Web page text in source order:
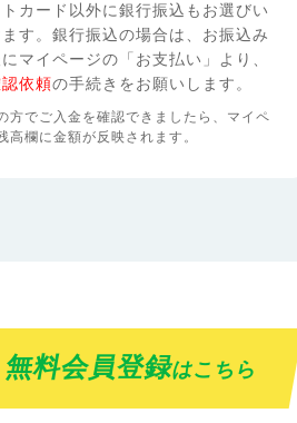
トカード以外に銀行振込もお選びい
す。銀行振込の場合は、お振込み
マイページの「お支払い」より、
依頼の手続きをお願いします。
方でご入金を確認できましたら、マイペ
高欄に金額が反映されます。
無料会員登録はこちら